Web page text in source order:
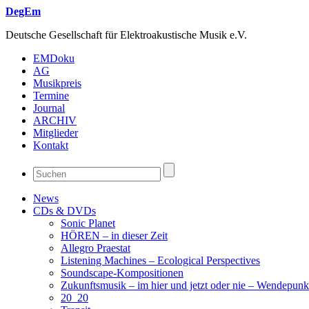
DegEm
Deutsche Gesellschaft für Elektroakustische Musik e.V.
EMDoku
AG
Musikpreis
Termine
Journal
ARCHIV
Mitglieder
Kontakt
News
CDs & DVDs
Sonic Planet
HÖREN – in dieser Zeit
Allegro Praestat
Listening Machines – Ecological Perspectives
Soundscape-Kompositionen
Zukunftsmusik – im hier und jetzt oder nie –
20_20